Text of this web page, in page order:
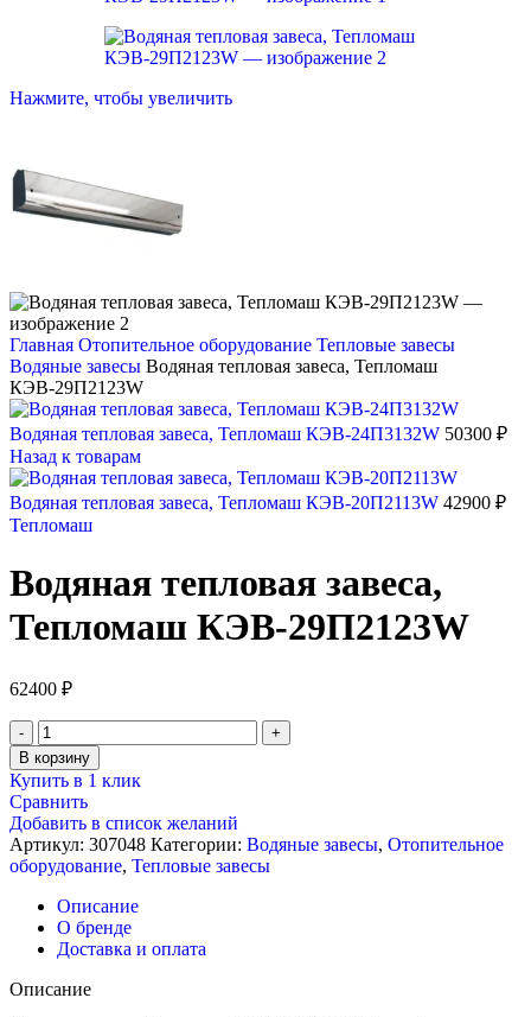
Нажмите, чтобы увеличить
Главная Отопительное оборудование Тепловые завесы
Водяные завесы Водяная тепловая завеса, Тепломаш
КЭВ-29П2123W
Водяная тепловая завеса, Тепломаш КЭВ-24П3132W 50300 ₽
Назад к товарам
Водяная тепловая завеса, Тепломаш КЭВ-20П2113W 42900 ₽
Тепломаш
Водяная тепловая завеса,
Тепломаш КЭВ-29П2123W
62400 ₽
Количество
товара
Водяная
тепловая
завеса,
Тепломаш
КЭВ-29П2123W
В корзину
Купить в 1 клик
Сравнить
Добавить в список желаний
Артикул: 307048 Категории: Водяные завесы, Отопительное
оборудование, Тепловые завесы
Описание
О бренде
Доставка и оплата
Описание